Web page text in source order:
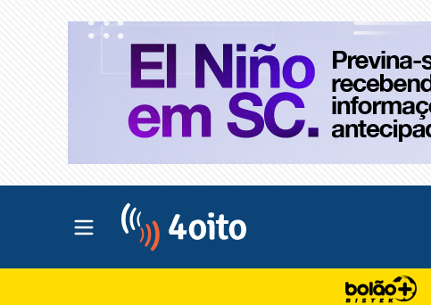
Abrir menu principal